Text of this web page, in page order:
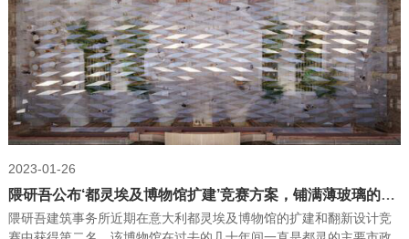
2023-01-26
隈研吾公布‘都灵埃及博物馆扩建’竞赛方案，铺满薄玻璃的市中心
隈研吾建筑事务所近期在意大利都灵埃及博物馆的扩建和翻新设计竞